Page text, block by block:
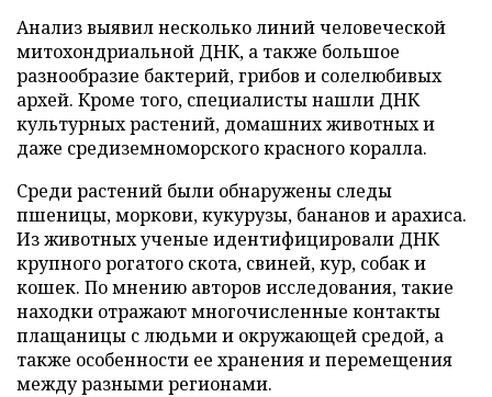
Анализ выявил несколько линий человеческой
митохондриальной ДНК, а также большое
разнообразие бактерий, грибов и солелюбивых
архей. Кроме того, специалисты нашли ДНК
культурных растений, домашних животных и
даже средиземноморского красного коралла.
Среди растений были обнаружены следы
пшеницы, моркови, кукурузы, бананов и арахиса.
Из животных ученые идентифицировали ДНК
крупного рогатого скота, свиней, кур, собак и
кошек. По мнению авторов исследования, такие
находки отражают многочисленные контакты
плащаницы с людьми и окружающей средой, а
также особенности ее хранения и перемещения
между разными регионами.